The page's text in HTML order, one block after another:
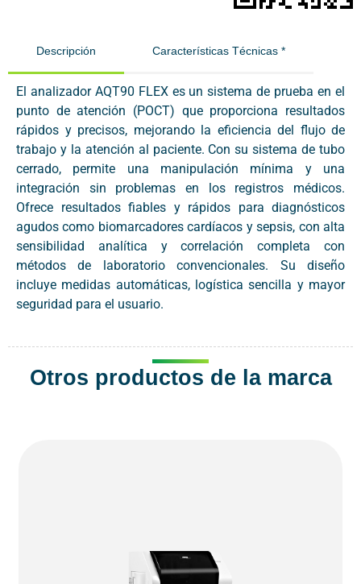
Descripción Características Técnicas *
El analizador AQT90 FLEX es un sistema de prueba en el
punto de atención (POCT) que proporciona resultados
rápidos y precisos, mejorando la eficiencia del flujo de
trabajo y la atención al paciente. Con su sistema de tubo
cerrado, permite una manipulación mínima y una
integración sin problemas en los registros médicos.
Ofrece resultados fiables y rápidos para diagnósticos
agudos como biomarcadores cardíacos y sepsis, con alta
sensibilidad analítica y correlación completa con
métodos de laboratorio convencionales. Su diseño
incluye medidas automáticas, logística sencilla y mayor
seguridad para el usuario.
Otros productos de la marca